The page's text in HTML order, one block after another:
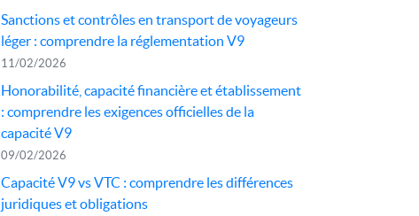
Sanctions et contrôles en transport de voyageurs
léger : comprendre la réglementation V9
11/02/2026
Honorabilité, capacité financière et établissement
: comprendre les exigences officielles de la
capacité V9
09/02/2026
Capacité V9 vs VTC : comprendre les différences
juridiques et obligations